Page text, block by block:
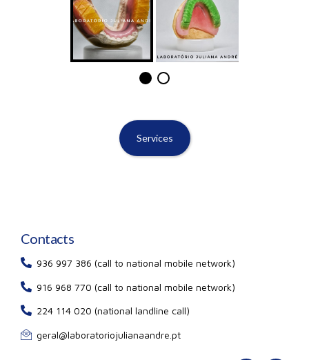
Services
Contacts
936 997 386 (call to national mobile network)
916 968 770 (call to national mobile network)
224 114 020 (national landline call)
geral@laboratoriojulianaandre.pt